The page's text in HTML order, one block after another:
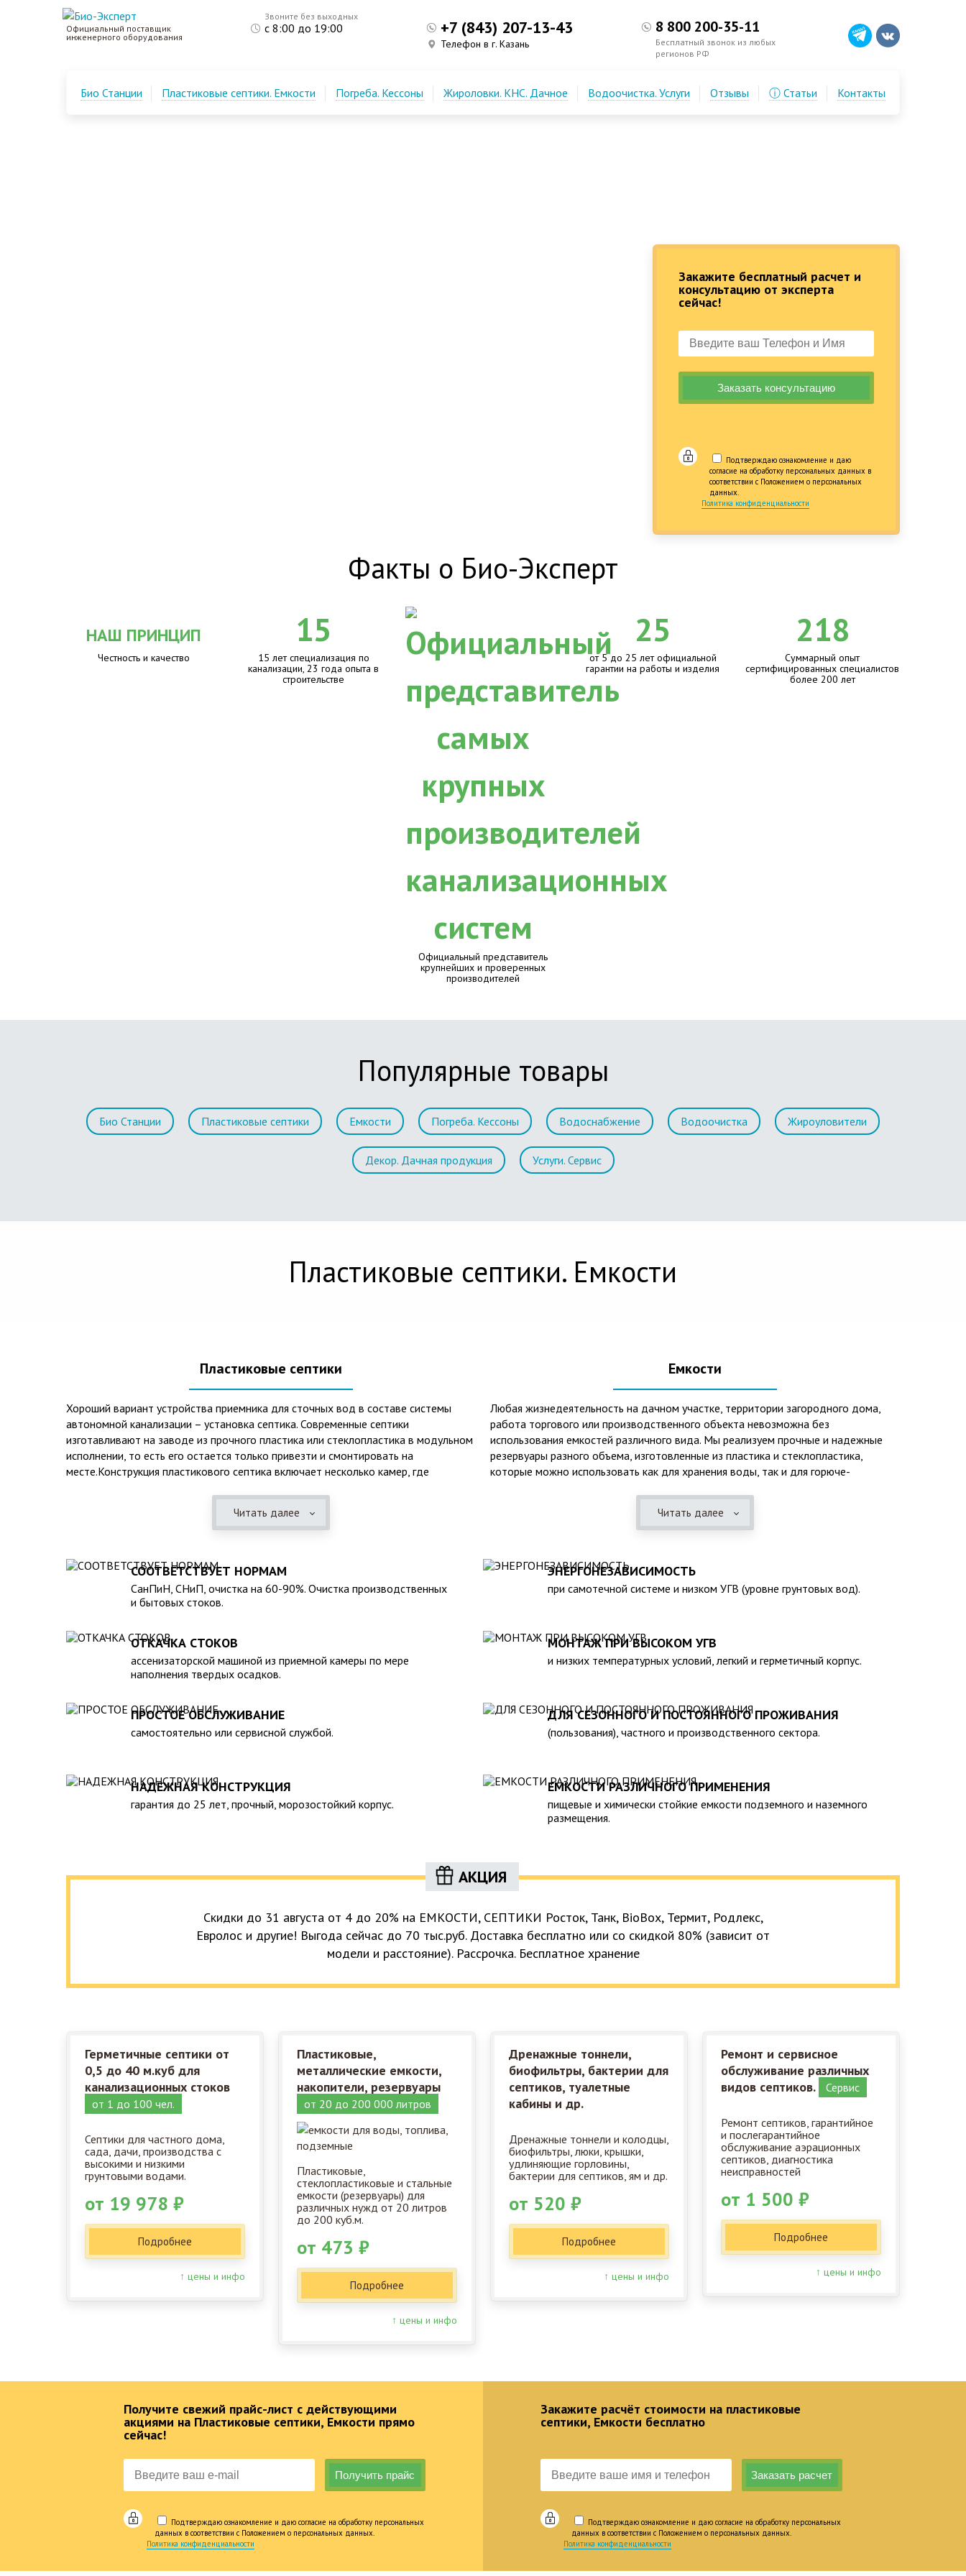
Закажите бесплатный расчет и
консультацию от эксперта
сейчас!
Подтверждаю ознакомление и даю
согласие на обработку персональных данных в
соответствии с Положением о персональных
данных.
Политика конфиденциальности
Официальный поставщик
инженерного оборудования
Звоните без выходных
с 8:00 до 19:00 +7 (843) 207-13-43
Телефон в г. Казань
8 800 200-35-11
Бесплатный звонок из любых
регионов РФ
Био Станции Пластиковые септики. Емкости Погреба. Кессоны Жироловки. КНС. Дачное Водоочистка. Услуги Отзывы ⓘ Статьи Контакты
Факты о Био-Эксперт
НАШ ПРИНЦИП
Честность и качество
15
15 лет специализация по
канализации, 23 года опыта в
строительстве
Официальный представитель
крупнейших и проверенных
производителей
25
от 5 до 25 лет официальной
гарантии на работы и изделия
218
Суммарный опыт
сертифицированных специалистов
более 200 лет
Популярные товары
Био Станции Пластиковые септики Емкости Погреба. Кессоны Водоснабжение Водоочистка Жироуловители
Декор. Дачная продукция Услуги. Сервис
Пластиковые септики. Емкости
Пластиковые септики
Хороший вариант устройства приемника для сточных вод в составе системы
автономной канализации – установка септика. Современные септики
изготавливают на заводе из прочного пластика или стеклопластика в модульном
исполнении, то есть его остается только привезти и смонтировать на
месте.Конструкция пластикового септика включает несколько камер, где
эксплуатационные качества: 1. Прочный корпус способен выдержать давление
грунта даже в незаполненном состоянии. 2. Не подвержен коррозии под
или грунтовых водах. 3. Может эксплуатироваться при больших перепадах
температур и любом морозе в зимнее время. 4. Герметичен, что исключает
неприятные запахи и позволяет эксплуатацию при высоком уровне грунтовых
монтаже и обслуживании. 7. Надежен и долговечен.Следует отметить
необходимость периодической очистки септика с помощью ассенизаторской
службы, для чего при его установке необходимо предусмотреть удобный
подъезд для машины. При подборе септика нужно рассчитать объем стоков в
Читать далее
Емкости
Любая жизнедеятельность на дачном участке, территории загородного дома,
работа торгового или производственного объекта невозможна без
использования емкостей различного вида. Мы реализуем прочные и надежные
резервуары разного объема, изготовленные из пластика и стеклопластика,
которые можно использовать как для хранения воды, так и для горюче-
пластиковых емкостей: 1. Неподверженность коррозии, устойчивость к
воздействию любых агрессивных веществ. 2. Возможность использования при
3. Долговечность – срок эксплуатации исчисляется десятками лет. 4.
Несложность монтажа – емкость устанавливается на подготовленном месте в
течение нескольких часов. 5. Простота обслуживания.В ассортименте продукции,
также другие пластиковые и стеклопластиковые изделия, изготовленные в
полном соответствии с Государственными стандартами, санитарно-
гигиеническими и другими нормативами.
Читать далее
СООТВЕТСТВУЕТ НОРМАМ
СанПиН, СНиП, очистка на 60-90%. Очистка производственных
и бытовых стоков.
ЭНЕРГОНЕЗАВИСИМОСТЬ
при самотечной системе и низком УГВ (уровне грунтовых вод).
ОТКАЧКА СТОКОВ
ассенизаторской машиной из приемной камеры по мере
наполнения твердых осадков.
МОНТАЖ ПРИ ВЫСОКОМ УГВ
и низких температурных условий, легкий и герметичный корпус.
ПРОСТОЕ ОБСЛУЖИВАНИЕ
самостоятельно или сервисной службой.
ДЛЯ СЕЗОННОГО И ПОСТОЯННОГО ПРОЖИВАНИЯ
(пользования), частного и производственного сектора.
НАДЕЖНАЯ КОНСТРУКЦИЯ
гарантия до 25 лет, прочный, морозостойкий корпус.
ЕМКОСТИ РАЗЛИЧНОГО ПРИМЕНЕНИЯ
пищевые и химически стойкие емкости подземного и наземного
размещения.
АКЦИЯ
Скидки до 31 августа от 4 до 20% на ЕМКОСТИ, СЕПТИКИ Росток, Танк, BioBox, Термит, Родлекс,
Евролос и другие! Выгода сейчас до 70 тыс.руб. Доставка бесплатно или со скидкой 80% (зависит от
модели и расстояние). Рассрочка. Бесплатное хранение
Герметичные септики от
0,5 до 40 м.куб для
канализационных стоков
от 1 до 100 чел.
Септики для частного дома,
сада, дачи, производства с
высокими и низкими
грунтовыми водами.
от 19 978 ₽
Подробнее
↑ цены и инфо
Пластиковые,
металлические емкости,
накопители, резервуары
от 20 до 200 000 литров
Пластиковые,
стеклопластиковые и стальные
емкости (резервуары) для
различных нужд от 20 литров
до 200 куб.м.
от 473 ₽
Подробнее
↑ цены и инфо
Дренажные тоннели,
биофильтры, бактерии для
септиков, туалетные
кабины и др.
Дренажные тоннели и колодцы,
биофильтры, люки, крышки,
удлиняющие горловины,
бактерии для септиков, ям и др.
от 520 ₽
Подробнее
↑ цены и инфо
Ремонт и сервисное
обслуживание различных
видов септиков.
Сервис
Ремонт септиков, гарантийное
и послегарантийное
обслуживание аэрационных
септиков, диагностика
неисправностей
от 1 500 ₽
Подробнее
↑ цены и инфо
Получите свежий прайс-лист с действующими
акциями на Пластиковые септики, Емкости прямо
сейчас!
Подтверждаю ознакомление и даю согласие на обработку персональных
данных в соответствии с Положением о персональных данных.
Политика конфиденциальности
Закажите расчёт стоимости на пластиковые
септики, Емкости бесплатно
Подтверждаю ознакомление и даю согласие на обработку персональных
данных в соответствии с Положением о персональных данных.
Политика конфиденциальности